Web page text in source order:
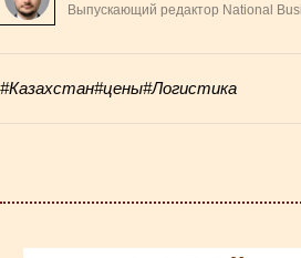
Выпускающий редактор National
#Казахстан#цены#Логистика